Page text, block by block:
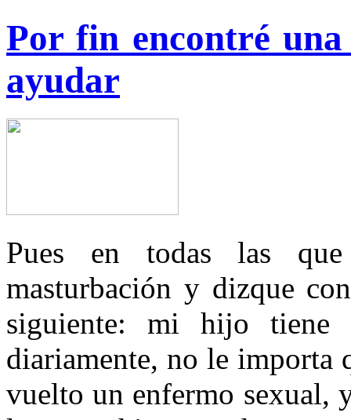
Por fin encontré
ayudar
Pues en todas las
masturbación y dizque
siguiente: mi hijo tiene
diariamente, no le importa
vuelto un enfermo sexual,